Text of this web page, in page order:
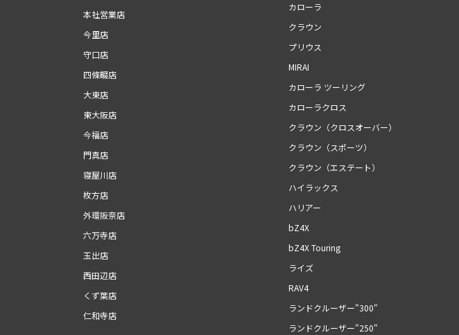
本社営業店
今里店
守口店
四條畷店
大東店
東大阪店
今福店
門真店
寝屋川店
枚方店
外環阪奈店
六万寺店
玉出店
西田辺店
くず葉店
仁和寺店
カローラ
クラウン
プリウス
MIRAI
カローラ ツーリング
カローラクロス
クラウン（クロスオーバー）
クラウン（スポーツ）
クラウン（エステート）
ハイラックス
ハリアー
bZ4X
bZ4X Touring
ライズ
RAV4
ランドクルーザー"300"
ランドクルーザー"250"